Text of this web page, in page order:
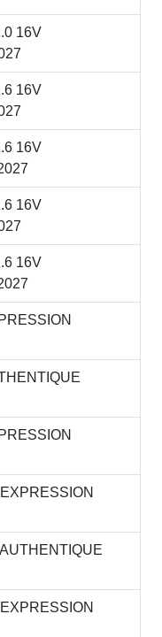
16V
16V
16V
16V
16V